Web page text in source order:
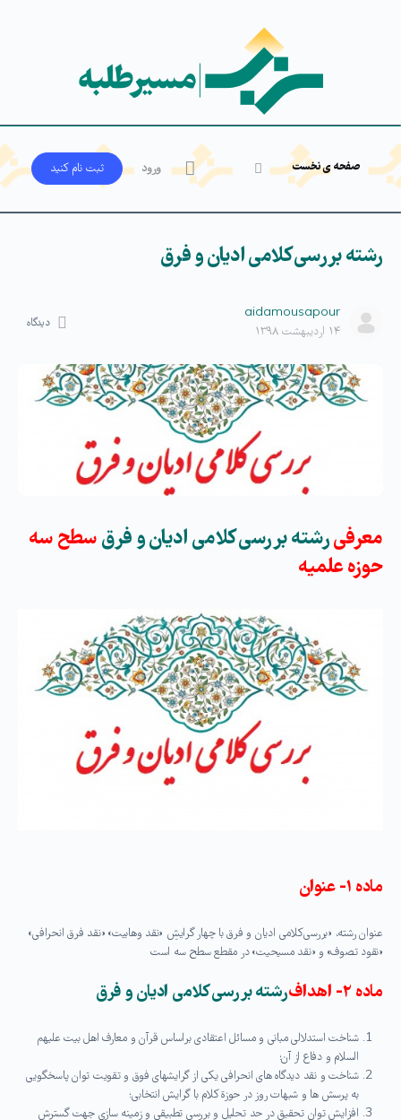
صفحه ی نخست ورود ثبت‌ نام کنید
رشته بررسی کلامی ادیان و فرق
aidamousapour
۱۴ اردیبهشت ۱۳۹۸
دیدگاه
معرفیرشتهبررسی کلامی ادیان و فرقسطح سه
حوزه علمیه
ماده ۱- عنوان
عنوان رشته، «بررسی کلامی ادیان و فرق با چهار گرایشِ «نقد وهابیت» «نقد فرق انحرافی»
«نقود تصوف» و «نقد مسیحیت» در مقطع سطح سه است
ماده ۲- اهداف رشته بررسی کلامی ادیان و فرق
شناخت استدلالی مبانی و مسائل اعتقادی براساس قرآن و معارف اهل بیت علیهم
السلام و دفاع از آن؛
شناخت و نقد دیدگاه های انحرافی یکی از گرایشهای فوق و تقویت توان پاسخگویی
به پرسش ها و شبهات روز در حوزة کلام با گرایش انتخابی؛
افزایش توان تحقیق در حد تحلیل و بررسی تطبیقی و زمینه سازی جهت گسترش